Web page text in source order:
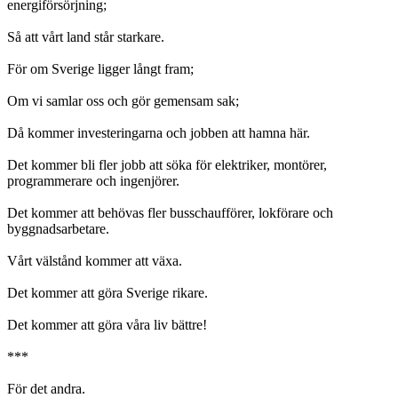
energiförsörjning;
Så att vårt land står starkare.
För om Sverige ligger långt fram;
Om vi samlar oss och gör gemensam sak;
Då kommer investeringarna och jobben att hamna här.
Det kommer bli fler jobb att söka för elektriker, montörer,
programmerare och ingenjörer.
Det kommer att behövas fler busschaufförer, lokförare och
byggnadsarbetare.
Vårt välstånd kommer att växa.
Det kommer att göra Sverige rikare.
Det kommer att göra våra liv bättre!
***
För det andra.